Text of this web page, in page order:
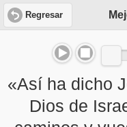
Regresar
«Así ha dicho
Dios de